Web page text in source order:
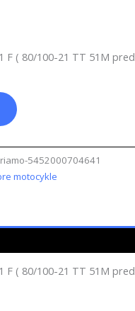
F ( 80/100-21 TT 51M
5452000704641
motocykle
F ( 80/100-21 TT 51M